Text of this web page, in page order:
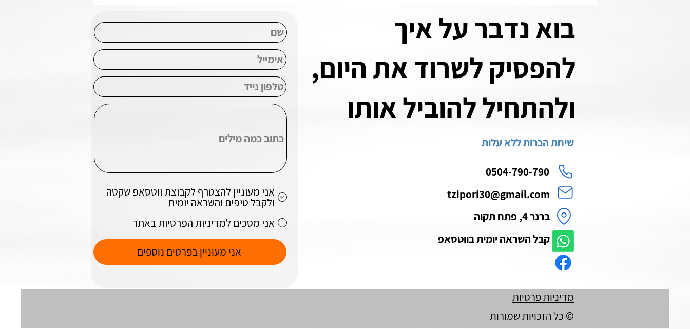
אני מעוניין להצטרף לקבוצת ווטסאפ שקטה
ולקבל טיפים והשראה יומית
אני מסכים למדיניות הפרטיות באתר
אני מעוניין בפרטים נוספים
בוא נדבר על איך
להפסיק לשרוד את היום,
ולהתחיל להוביל אותו
שיחת הכרות ללא עלות
0504-790-790
tzipori30@gmail.com
ברנר 4, פתח תקוה
קבל השראה יומית בווטסאפ
מדיניות פרטיות
© כל הזכויות שמורות